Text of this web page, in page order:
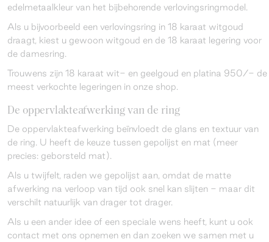
edelmetaalkleur van het bijbehorende verlovingsringmodel.
Als u bijvoorbeeld een verlovingsring in 18 karaat witgoud
draagt, kiest u gewoon witgoud en de 18 karaat legering voor
de damesring.
Trouwens zijn 18 karaat wit- en geelgoud en platina 950/- de
meest verkochte legeringen in onze shop.
De oppervlakteafwerking van de ring
De oppervlakteafwerking beïnvloedt de glans en textuur van
de ring. U heeft de keuze tussen gepolijst en mat (meer
precies: geborsteld mat).
Als u twijfelt, raden we gepolijst aan, omdat de matte
afwerking na verloop van tijd ook snel kan slijten - maar dit
verschilt natuurlijk van drager tot drager.
Als u een ander idee of een speciale wens heeft, kunt u ook
contact met ons opnemen en dan zoeken we samen met u